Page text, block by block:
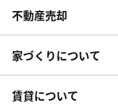
不動産売却
家づくりについて
賃貸について